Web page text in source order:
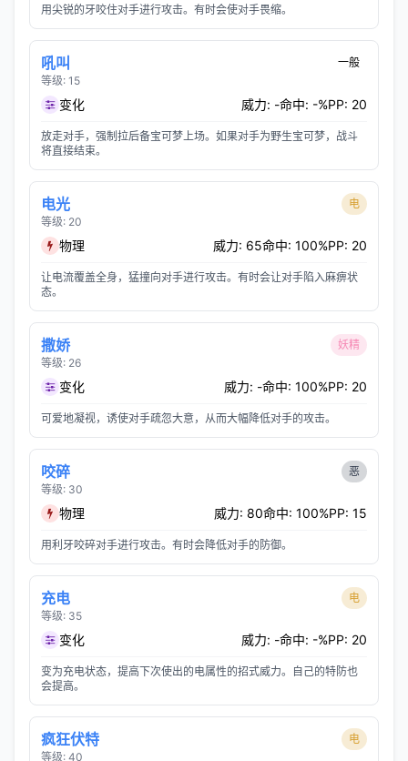
用尖锐的牙咬住对手进行攻击。有时会使对手畏缩。
吼叫
等级: 15
一般
变化 威力: -命中: -%PP: 20
放走对手，强制拉后备宝可梦上场。如果对手为野生宝可梦，战斗
将直接结束。
电光
等级: 20
电
物理 威力: 65命中: 100%PP: 20
让电流覆盖全身，猛撞向对手进行攻击。有时会让对手陷入麻痹状
态。
撒娇
等级: 26
妖精
变化 威力: -命中: 100%PP: 20
可爱地凝视，诱使对手疏忽大意，从而大幅降低对手的攻击。
咬碎
等级: 30
恶
物理 威力: 80命中: 100%PP: 15
用利牙咬碎对手进行攻击。有时会降低对手的防御。
充电
等级: 35
电
变化 威力: -命中: -%PP: 20
变为充电状态，提高下次使出的电属性的招式威力。自己的特防也
会提高。
疯狂伏特
等级: 40
电